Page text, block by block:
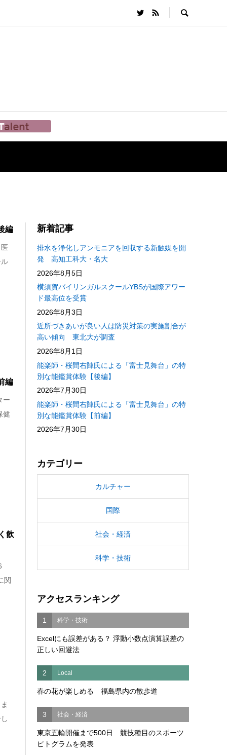
編
編
ー
健
飲
関
新着記事
排水を浄化しアンモニアを回収する新触媒を開
発 高知工科大・名大
2026年8月5日
横須賀バイリンガルスクールYBSが国際アワー
ド最高位を受賞
2026年8月3日
近所づきあいが良い人は防災対策の実施割合が
高い傾向 東北大が調査
2026年8月1日
能楽師・桜間右陣氏による「富士見舞台」の特
別な能鑑賞体験【後編】
2026年7月30日
能楽師・桜間右陣氏による「富士見舞台」の特
別な能鑑賞体験【前編】
2026年7月30日
カテゴリー
カルチャー
国際
社会・経済
科学・技術
アクセスランキング
1 科学・技術
Excelにも誤差がある？ 浮動小数点演算誤差の
正しい回避法
2 Local
春の花が楽しめる 福島県内の散歩道
3 社会・経済
東京五輪開催まで500日 競技種目のスポーツ
ピトグラムを発表